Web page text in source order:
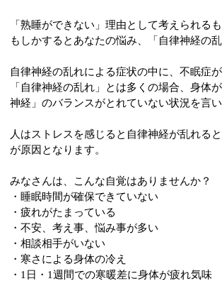
「熟睡ができない」理由として考えられる
もしかするとあなたの悩み、「自律神経の
自律神経の乱れによる症状の中に、不眠症が
「自律神経の乱れ」とは多くの場合、身体
神経」のバランスがとれていない状況を言い
人はストレスを感じると自律神経が乱れる
が原因となります。
みなさんは、こんな自覚はありませんか？
・睡眠時間が確保できていない
・疲れがたまっている
・不安、考え事、悩み事が多い
・相談相手がいない
・寒さによる身体の冷え
・1日・1週間での寒暖差に身体が疲れ気味